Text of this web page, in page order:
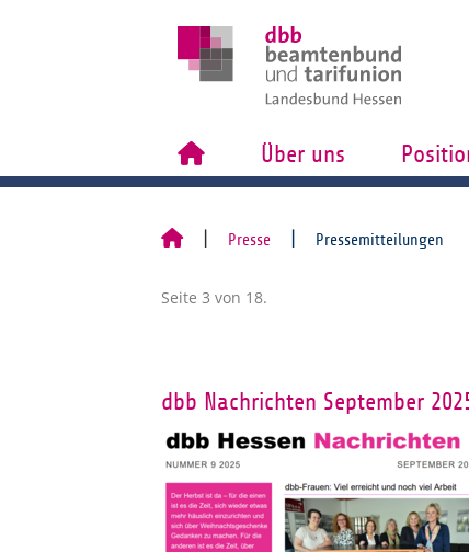
Über uns
Presse Pressemitteilungen
Seite 3 von 18.
dbb Nachrichten September